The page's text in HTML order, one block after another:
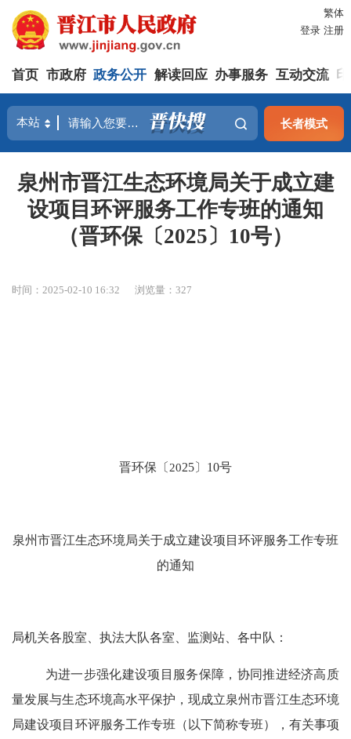
繁体
登录 注册
首页 市政府 政务公开 解读回应 办事服务 互动交流
长者模式
泉州市晋江生态环境局关于成立建
设项目环评服务工作专班的通知
（晋环保〔2025〕10号）
时间：2025-02-10 16:32 浏览量：327
晋环保 〔 2025 〕 10号
泉州市晋江生态环境局关于成立建设项目 环评服务工作专班
的通知
局机关各股室、执法大队各室、监测站、各中队 ：
为进一步强化建设项目服务保障，协同推进经济高质
量发展与生态环境高水平保护，现成立泉州市晋江生态环境
局建设项目环评服务工作专班（以下简称专班），有关事项